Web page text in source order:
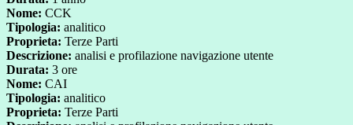
Nome: CCK
Tipologia: analitico
Proprieta: Terze Parti
Descrizione: analisi e profilazione navigazione utente
Durata: 3 ore
Nome: CAI
Tipologia: analitico
Proprieta: Terze Parti